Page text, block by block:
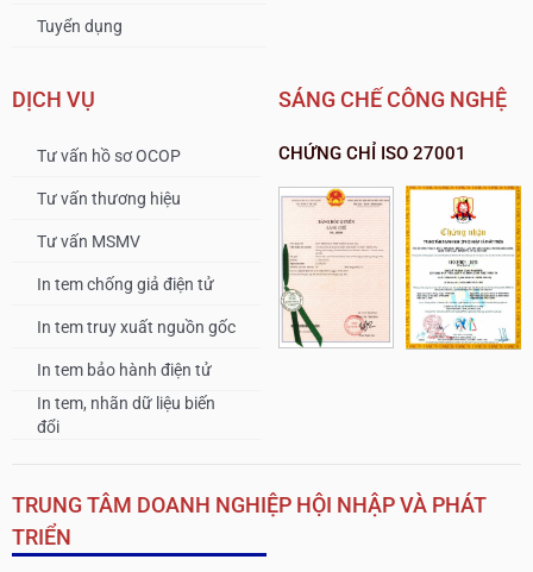
Tuyển dụng
DỊCH VỤ
Tư vấn hồ sơ OCOP
Tư vấn thương hiệu
Tư vấn MSMV
In tem chống giả điện tử
In tem truy xuất nguồn gốc
In tem bảo hành điện tử
In tem, nhãn dữ liệu biến
đổi
SÁNG CHẾ CÔNG NGHỆ
CHỨNG CHỈ ISO 27001
TRUNG TÂM DOANH NGHIỆP HỘI NHẬP VÀ PHÁT
TRIỂN